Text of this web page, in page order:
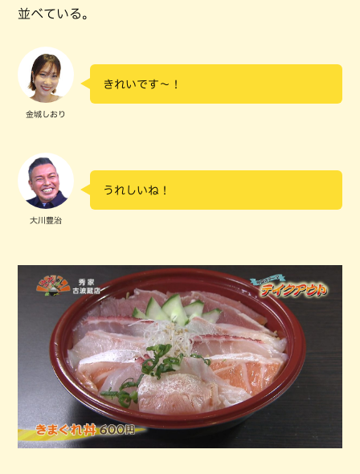
並べている。
金城しおり
きれいです～！
大川豊治
うれしいね！